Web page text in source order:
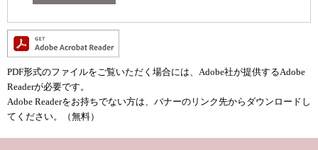
PDF形式のファイルをご覧いただく場合には、Adobe社が提供するAdobe
Readerが必要です。
Adobe Readerをお持ちでない方は、バナーのリンク先からダウンロードし
てください。（無料）